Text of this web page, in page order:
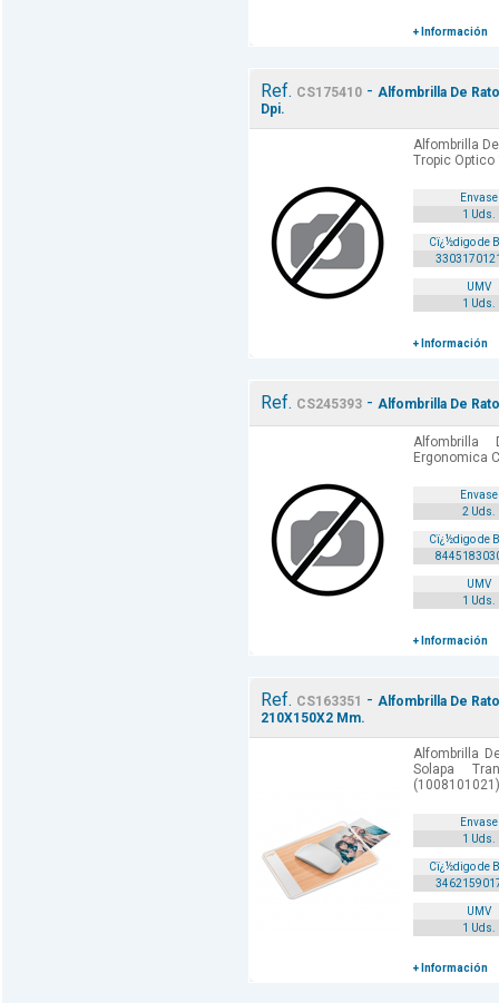
+ Información
Ref. CS175410- Alfombrilla De
Dpi.
Alfombrilla
Tropic Optico
Envase
1 Uds.
Cï¿½digo de
UMV
1 Uds.
+ Información
Ref. CS245393- Alfombrilla De
Ergonomica
Envase
2 Uds.
Cï¿½digo de
UMV
1 Uds.
+ Información
Ref. CS163351 - Alfombrilla De
210X150X2 Mm.
Alfombrilla
Solapa
Envase
1 Uds.
Cï¿½digo de
UMV
1 Uds.
+ Información